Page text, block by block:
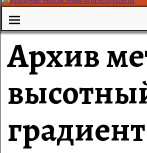
Архив
градиент